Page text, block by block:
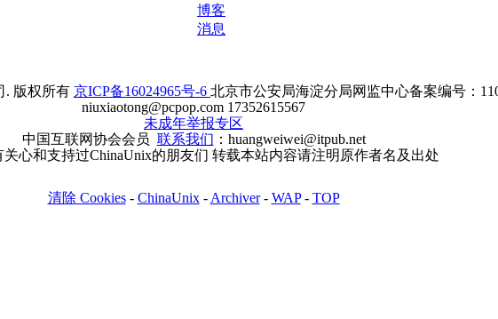
博客
消息
. 版权所有 京ICP备16024965号-6 北京市公安局海淀分局网监中心备案编号：
niuxiaotong@pcpop.com 17352615567
未成年举报专区
中国互联网协会会员 联系我们 ：huangweiwei@itpub.net
关心和支持过ChinaUnix的朋友们 转载本站内容请注明原作者名及出处
清除 Cookies- ChinaUnix- Archiver- WAP- TOP